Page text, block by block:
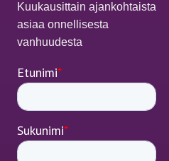
Kuukausittain ajankohtaista
asiaa onnellisesta
vanhuudesta